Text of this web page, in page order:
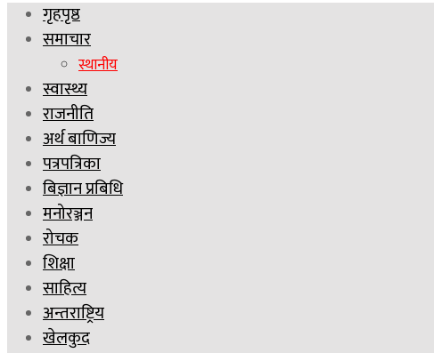
गृहपृष्ठ
समाचार
स्थानीय
स्वास्थ्य
राजनीति
अर्थ बाणिज्य
पत्रपत्रिका
बिज्ञान प्रबिधि
मनोरञ्जन
रोचक
शिक्षा
साहित्य
अन्तराष्ट्रिय
खेलकुद